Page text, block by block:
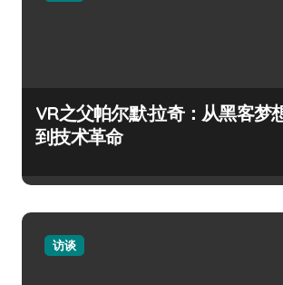
VR之父帕尔默·拉奇：从黑客梦
到技术革命
访谈